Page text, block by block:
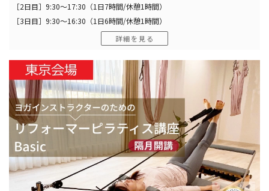
［2日目］9:30〜17:30（1日7時間/休憩1時間）
［3日目］9:30〜16:30（1日6時間/休憩1時間）
詳細を見る